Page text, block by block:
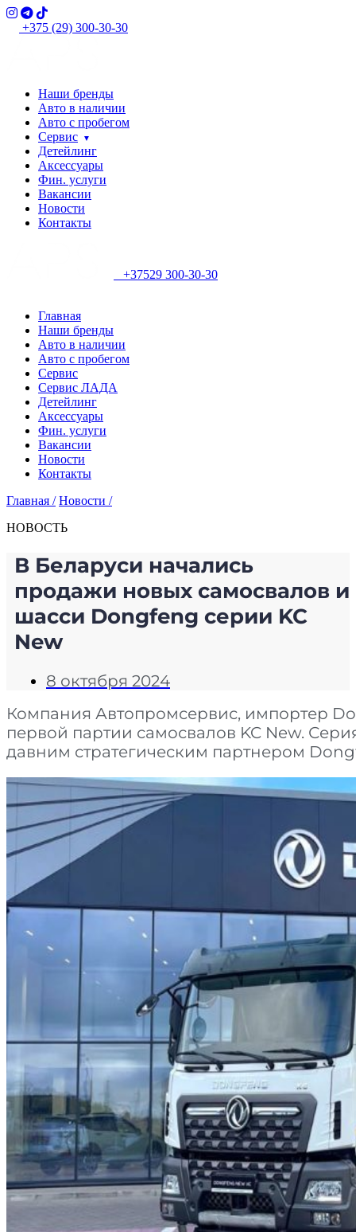
+375 (29) 300-30-30
Наши бренды
Авто в наличии
Авто с пробегом
Сервис
Детейлинг
Аксессуары
Фин. услуги
Вакансии
Новости
Контакты
+37529 300-30-30
Главная
Наши бренды
Авто в наличии
Авто с пробегом
Сервис
Сервис ЛАДА
Детейлинг
Аксессуары
Фин. услуги
Вакансии
Новости
Контакты
Главная / Новости /
НОВОСТЬ
В Беларуси начались
продажи новых самосвалов и
шасси Dongfeng серии KC
New
8 октября 2024
Компания Автопромсервис, импортер
первой партии самосвалов KC New.
давним стратегическим партнером